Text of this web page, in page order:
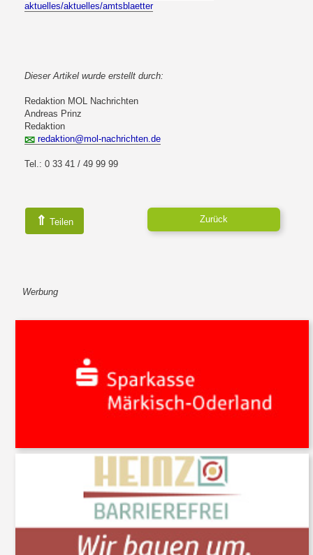
aktuelles/aktuelles/amtsblaetter
Dieser Artikel wurde erstellt durch:
Redaktion MOL Nachrichten
Andreas Prinz
Redaktion
redaktion@mol-nachrichten.de
Tel.: 0 33 41 / 49 99 99
⇑ Teilen Zurück
Werbung